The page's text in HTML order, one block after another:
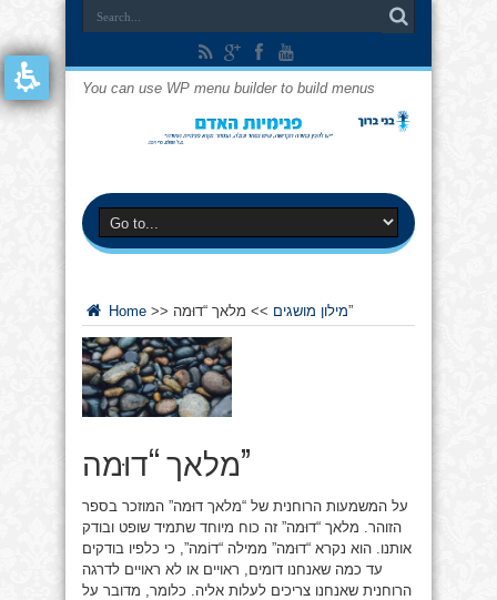
You can use WP menu builder to build menus
Home >> מילון מושגים >> מלאך “דוּמה”
מלאך “דוּמה”
על המשמעות הרוחנית של “מלאך דוּמה” המוזכר בספר
הזוהר. מלאך “דוּמה” זה כוח מיוחד שתמיד שופט ובודק
אותנו. הוא נקרא “דוּמה” ממילה “דוֹמה”, כי כלפיו בודקים
עד כמה שאנחנו דומים, ראויים או לא ראויים לדרגה
הרוחנית שאנחנו צריכים לעלות אליה. כלומר, מדובר על